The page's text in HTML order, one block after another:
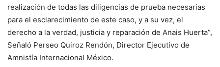
realización de todas las diligencias de prueba necesarias
para el esclarecimiento de este caso, y a su vez, el
derecho a la verdad, justicia y reparación de Anais Huerta”,
Señaló Perseo Quiroz Rendón, Director Ejecutivo de
Amnistía Internacional México.